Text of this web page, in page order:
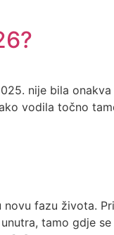
nije bila
vodila točno
fazu života.
tamo gdje